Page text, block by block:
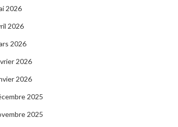
2026
2026
2026
2026
2026
2025
2025